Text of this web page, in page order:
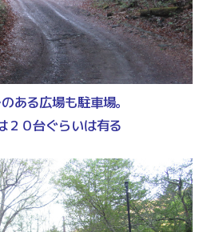
ある広場も駐車場。
２０台ぐらいは有る